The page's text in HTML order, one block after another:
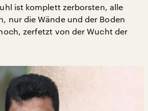
ist komplett zerborsten, alle
nur die Wände und der Boden
zerfetzt von der Wucht der